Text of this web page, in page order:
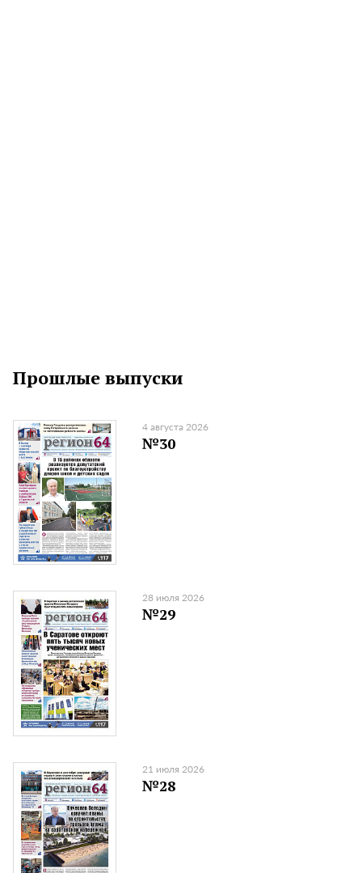
Прошлые выпуски
4 августа 2026
№30
28 июля 2026
№29
21 июля 2026
№28